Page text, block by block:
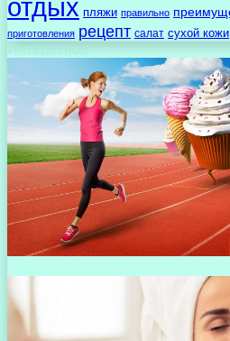
отдых пляжи правильно
приготовления рецепт салат сухой кожи